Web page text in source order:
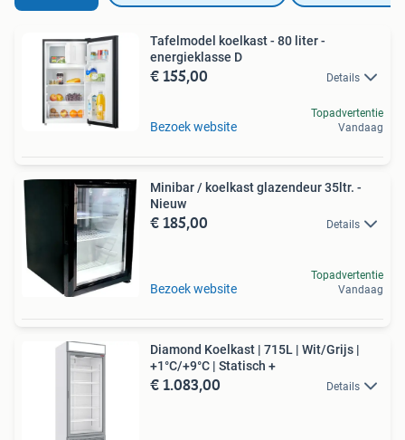
Tafelmodel koelkast - 80 liter -
energieklasse D
€ 155,00 Details
Bezoek website
Topadvertentie
Vandaag
Minibar / koelkast glazendeur 35ltr. -
Nieuw
€ 185,00 Details
Bezoek website
Topadvertentie
Vandaag
Diamond Koelkast | 715L | Wit/Grijs |
+1°C/+9°C | Statisch +
€ 1.083,00 Details